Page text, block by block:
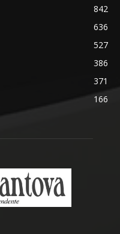
842
636
527
386
371
166